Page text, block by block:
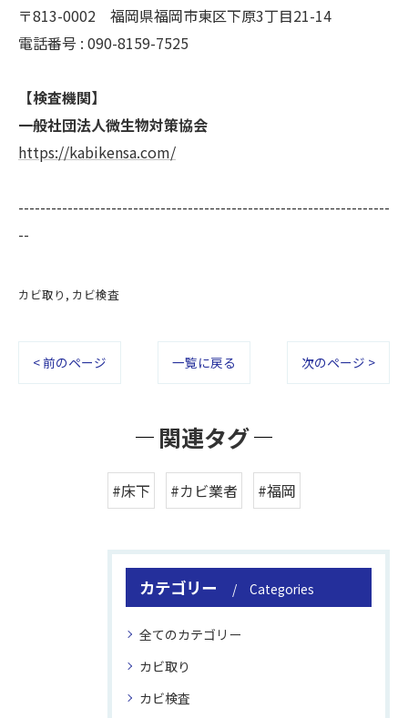
〒813-0002 福岡県福岡市東区下原3丁目21-14
電話番号 : 090-8159-7525
【検査機関】
一般社団法人微生物対策協会
https://kabikensa.com/
--------------------------------------------------------------------
--
カビ取り カビ検査
< 前のページ 一覧に戻る 次のページ >
関連タグ
#床下 #カビ業者 #福岡
カテゴリー Categories
全てのカテゴリー
カビ取り
カビ検査